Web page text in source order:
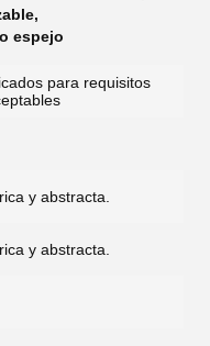
,
espejo
para requisitos
y abstracta.
y abstracta.